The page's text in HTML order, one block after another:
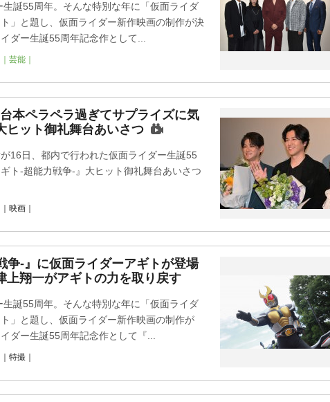
誕55周年。そんな特別な年に「仮面ライダ
」と題し、仮面ライダー新作映画の制作が決
ダー生誕55周年記念作として...
｜芸能｜
本ペラペラ過ぎてサプライズに気
ヒット御礼舞台あいさつ
16日、都内で行われた仮面ライダー生誕55
ト-超能力戦争-』大ヒット御礼舞台あいさつ
｜映画｜
争-』に仮面ライダーアギトが登場
上翔一がアギトの力を取り戻す
誕55周年。そんな特別な年に「仮面ライダ
」と題し、仮面ライダー新作映画の制作が
ダー生誕55周年記念作として『...
｜特撮｜